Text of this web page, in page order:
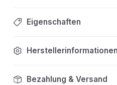
Eigenschaften
Herstellerinformationen
Bezahlung & Versand